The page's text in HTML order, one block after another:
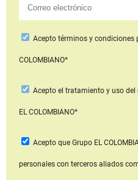
Aceptotérminos y condiciones
COLOMBIANO*
Acepto el tratamiento y uso del
EL COLOMBIANO*
Acepto que Grupo EL
personales con terceros aliados